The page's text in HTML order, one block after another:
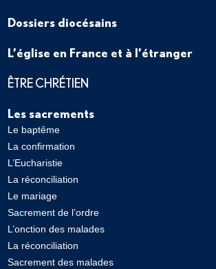
Dossiers diocésains
L’église en France et à l’étranger
ÊTRE CHRÉTIEN
Les sacrements
Le baptême
La confirmation
L’Eucharistie
La réconciliation
Le mariage
Sacrement de l’ordre
L’onction des malades
La réconciliation
Sacrement des malades